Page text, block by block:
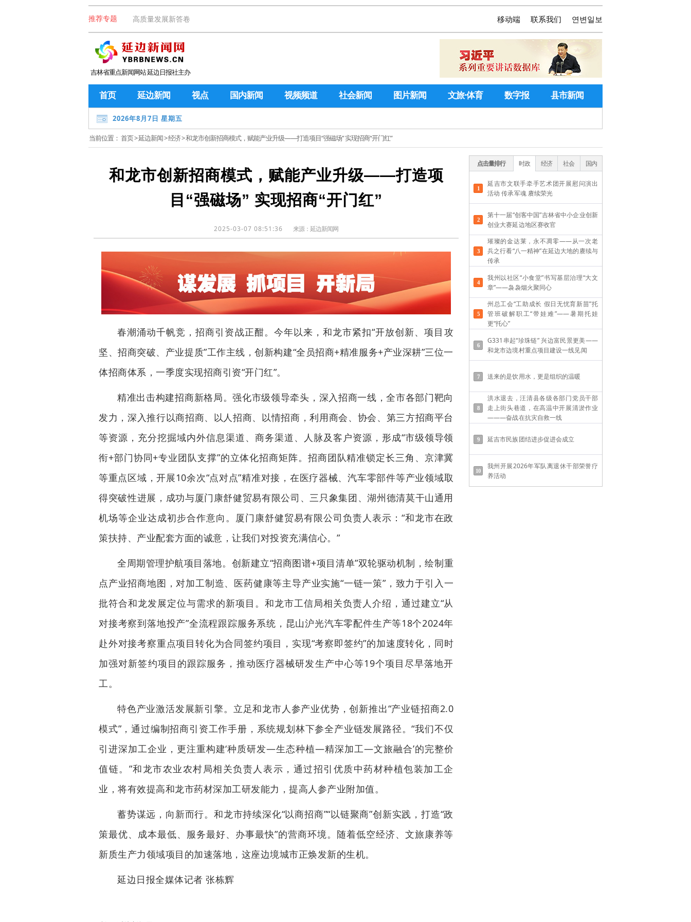
推荐专题 高质量发展新答卷 연변일보
联系我们
移动端
吉林省重点新闻网站 延边日报社主办
首页 延边新闻 视点 国内新闻 视频频道 社会新闻 图片新闻 文旅·体育 数字报 县市新闻
2026年8月7日 星期五
当前位置： 首页>延边新闻>经济> 和龙市创新招商模式，赋能产业升级——打造项目“强磁场” 实现招商“开门红”
和龙市创新招商模式，赋能产业升级——打造项
目“强磁场” 实现招商“开门红”
2025-03-07 08:51:36 来源： 延边新闻网
春潮涌动千帆竞，招商引资战正酣。今年以来，和龙市紧扣“开放创新、项目攻
坚、招商突破、产业提质”工作主线，创新构建“全员招商+精准服务+产业深耕”三位一
体招商体系，一季度实现招商引资“开门红”。
精准出击构建招商新格局。强化市级领导牵头，深入招商一线，全市各部门靶向
发力，深入推行以商招商、以人招商、以情招商，利用商会、协会、第三方招商平台
等资源，充分挖掘域内外信息渠道、商务渠道、人脉及客户资源，形成“市级领导领
衔+部门协同+专业团队支撑”的立体化招商矩阵。招商团队精准锁定长三角、京津冀
等重点区域，开展10余次“点对点”精准对接，在医疗器械、汽车零部件等产业领域取
得突破性进展，成功与厦门康舒健贸易有限公司、三只象集团、湖州德清莫干山通用
机场等企业达成初步合作意向。厦门康舒健贸易有限公司负责人表示：“和龙市在政
策扶持、产业配套方面的诚意，让我们对投资充满信心。”
全周期管理护航项目落地。创新建立“招商图谱+项目清单”双轮驱动机制，绘制重
点产业招商地图，对加工制造、医药健康等主导产业实施“一链一策”，致力于引入一
批符合和龙发展定位与需求的新项目。和龙市工信局相关负责人介绍，通过建立“从
对接考察到落地投产”全流程跟踪服务系统，昆山沪光汽车零配件生产等18个2024年
赴外对接考察重点项目转化为合同签约项目，实现“考察即签约”的加速度转化，同时
加强对新签约项目的跟踪服务，推动医疗器械研发生产中心等19个项目尽早落地开
工。
特色产业激活发展新引擎。立足和龙市人参产业优势，创新推出“产业链招商2.0
模式”，通过编制招商引资工作手册，系统规划林下参全产业链发展路径。“我们不仅
引进深加工企业，更注重构建‘种质研发—生态种植—精深加工—文旅融合’的完整价
值链。”和龙市农业农村局相关负责人表示，通过招引优质中药材种植包装加工企
业，将有效提高和龙市药材深加工研发能力，提高人参产业附加值。
蓄势谋远，向新而行。和龙市持续深化“以商招商”“以链聚商”创新实践，打造“政
策最优、成本最低、服务最好、办事最快”的营商环境。随着低空经济、文旅康养等
新质生产力领域项目的加速落地，这座边境城市正焕发新的生机。
延边日报全媒体记者 张栋辉
点击量排行 时政 经济 社会 国内
延吉市文联手牵手艺术团开展慰问演出
活动 传承军魂 赓续荣光
第十一届“创客中国”吉林省中小企业创新
创业大赛延边地区赛收官
璀璨的金达莱，永不凋零——从一次老
兵之行看“八一精神”在延边大地的赓续与
传承
我州以社区“小食堂”书写基层治理“大文
章”——袅袅烟火聚同心
州总工会“工助成长 假日无忧育新苗”托
管班破解职工“带娃难”——​暑期托娃
更“托心”
G331串起“珍珠链” 兴边富民景更美——
和龙市边境村重点项目建设一线见闻
送来的是饮用水，更是组织的温暖
洪水退去，汪清县各级各部门党员干部
走上街头巷道，在高温中开展清淤作业
———奋战在抗灾自救一线
延吉市民族团结进步促进会成立
我州开展2026年军队离退休干部荣誉疗
养活动